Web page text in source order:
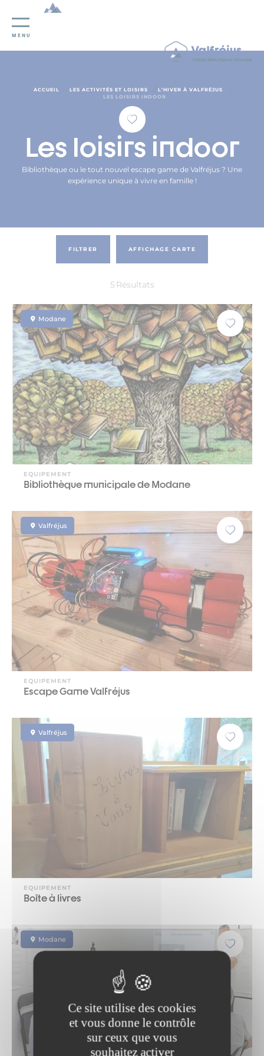
Panneau de gestion des cookies
Ce site utilise des cookies
et vous donne le contrôle
sur ceux que vous
souhaitez activer
MENU
ACCUEIL LES ACTIVITÉS ET LOISIRS L’HIVER À VALFRÉJUS
LES LOISIRS INDOOR
Les loisirs indoor
Bibliothèque ou le tout nouvel escape game de Valfréjus ? Une
expérience unique à vivre en famille !
FILTRER
5 Résultats
AFFICHAGE CARTE
Modane
EQUIPEMENT
Bibliothèque municipale de Modane
Valfréjus
EQUIPEMENT
Escape Game Valfréjus
Valfréjus
EQUIPEMENT
Boîte à livres
Modane